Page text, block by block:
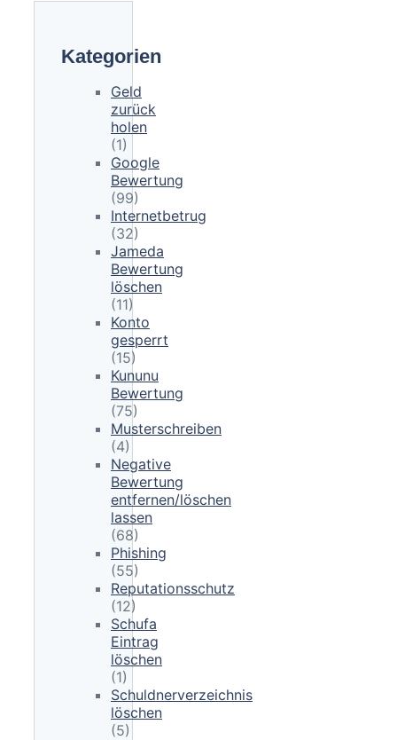
Kategorien
Geld
zurück
holen
(1)
Google
Bewertung
(99)
Internetbetrug
(32)
Jameda
Bewertung
löschen
(11)
Konto
gesperrt
(15)
Kununu
Bewertung
(75)
Musterschreiben
(4)
Negative
Bewertung
entfernen/löschen
lassen
(68)
Phishing
(55)
Reputationsschutz
(12)
Schufa
Eintrag
löschen
(1)
Schuldnerverzeichnis
löschen
(5)